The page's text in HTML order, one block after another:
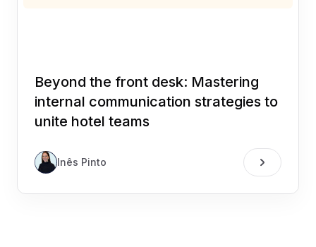
Beyond the front desk: Mastering
internal communication strategies to
unite hotel teams
Inês Pinto